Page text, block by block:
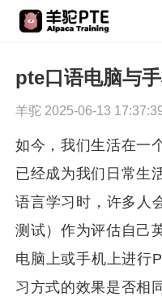
pte口语电脑与
羊驼 2025-06-13
如今，我们生活在一
已经成为我们日常生
语言学习时，许多人
测试）作为评估自己
电脑上或手机上进行
习方式的效果是否相